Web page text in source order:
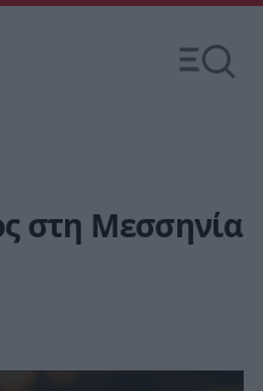
στη Μεσσηνία